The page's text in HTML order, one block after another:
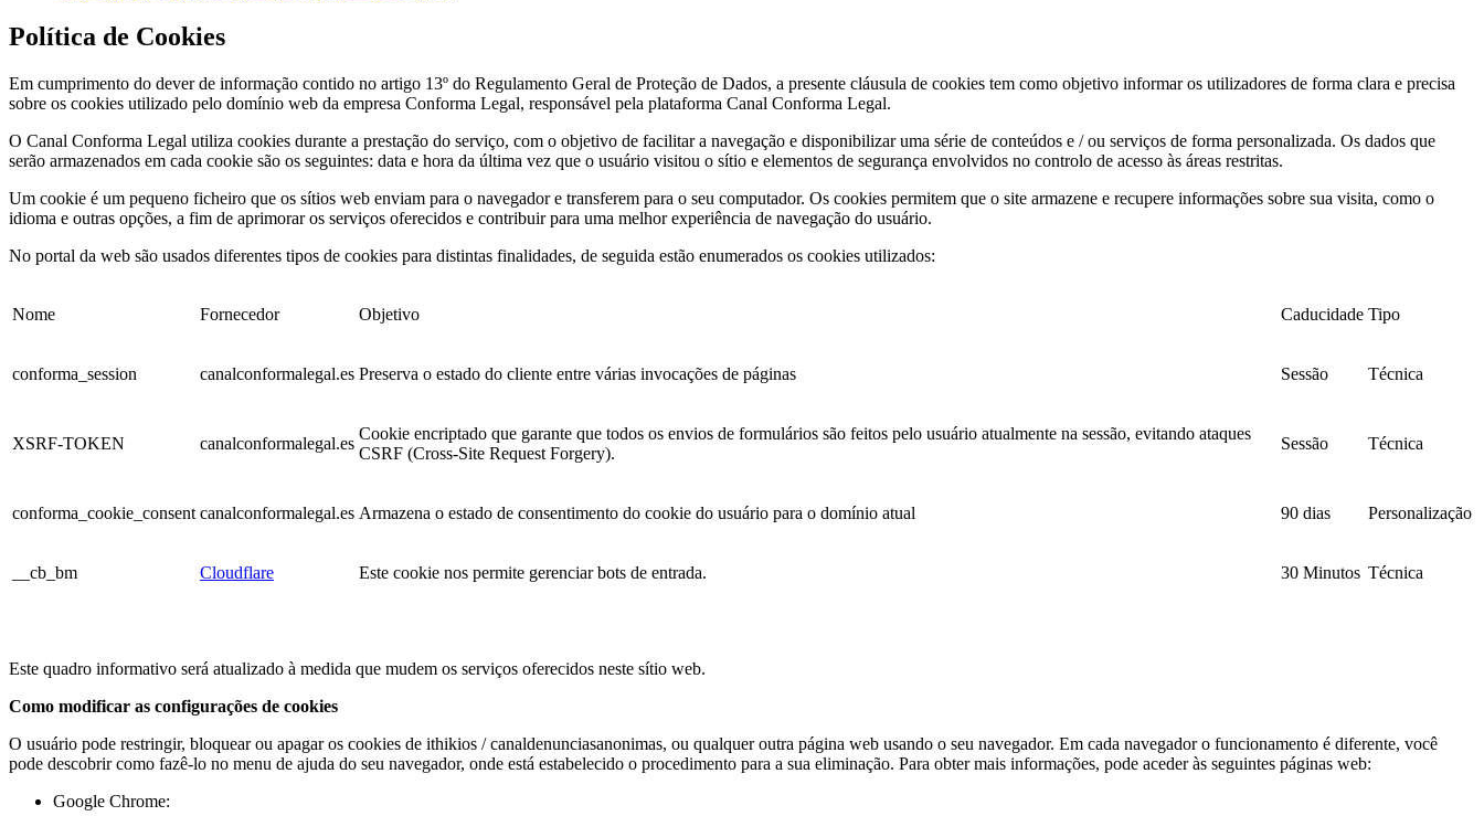
Política de Cookies
Em cumprimento do dever de informação contido no artigo 13º do Regulamento Geral de Proteção de Dados, a presente cláusula de cookies tem como objetivo informar os utilizadores de forma clara e precisa
sobre os cookies utilizado pelo domínio web da empresa Conforma Legal, responsável pela plataforma Canal Conforma Legal.
O Canal Conforma Legal utiliza cookies durante a prestação do serviço, com o objetivo de facilitar a navegação e disponibilizar uma série de conteúdos e / ou serviços de forma personalizada. Os dados que
serão armazenados em cada cookie são os seguintes: data e hora da última vez que o usuário visitou o sítio e elementos de segurança envolvidos no controlo de acesso às áreas restritas.
Um cookie é um pequeno ficheiro que os sítios web enviam para o navegador e transferem para o seu computador. Os cookies permitem que o site armazene e recupere informações sobre sua visita, como o
idioma e outras opções, a fim de aprimorar os serviços oferecidos e contribuir para uma melhor experiência de navegação do usuário.
No portal da web são usados diferentes tipos de cookies para distintas finalidades, de seguida estão enumerados os cookies utilizados:
Nome Fornecedor Objetivo Caducidade Tipo
conforma_session canalconformalegal.es Preserva o estado do cliente entre várias invocações de páginas Sessão Técnica
XSRF-TOKEN canalconformalegal.es
Cookie encriptado que garante que todos os envios de formulários são feitos pelo usuário atualmente na sessão, evitando ataques
CSRF (Cross-Site Request Forgery).
Sessão Técnica
conforma_cookie_consent canalconformalegal.es Armazena o estado de consentimento do cookie do usuário para o domínio atual 90 dias Personalização
__cb_bm Cloudflare Este cookie nos permite gerenciar bots de entrada. 30 Minutos Técnica
Este quadro informativo será atualizado à medida que mudem os serviços oferecidos neste sítio web.
Como modificar as configurações de cookies
O usuário pode restringir, bloquear ou apagar os cookies de ithikios / canaldenunciasanonimas, ou qualquer outra página web usando o seu navegador. Em cada navegador o funcionamento é diferente, você
pode descobrir como fazê-lo no menu de ajuda do seu navegador, onde está estabelecido o procedimento para a sua eliminação. Para obter mais informações, pode aceder às seguintes páginas web:
Google Chrome: